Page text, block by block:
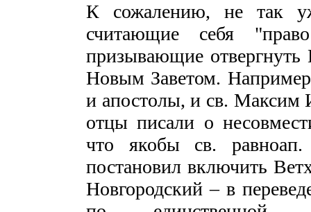
К сожалению, не так
считающие себя
призывающие отвергнуть
Новым Заветом.
и апостолы, и св. Максим
отцы писали о
что якобы св.
постановил включить
Новгородский – в